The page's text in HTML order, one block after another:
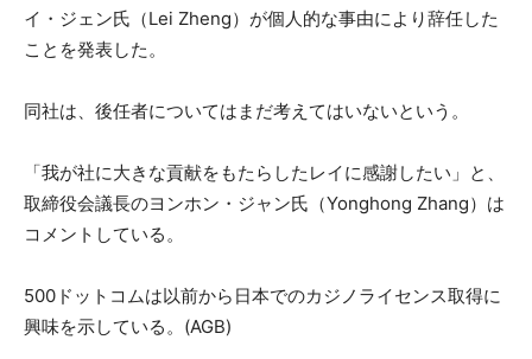
イ・ジェン氏（Lei Zheng）が個人的な事由により辞任した
ことを発表した。
同社は、後任者についてはまだ考えてはいないという。
「我が社に大きな貢献をもたらしたレイに感謝したい」と、
取締役会議長のヨンホン・ジャン氏（Yonghong Zhang）は
コメントしている。
500ドットコムは以前から日本でのカジノライセンス取得に
興味を示している。(AGB)